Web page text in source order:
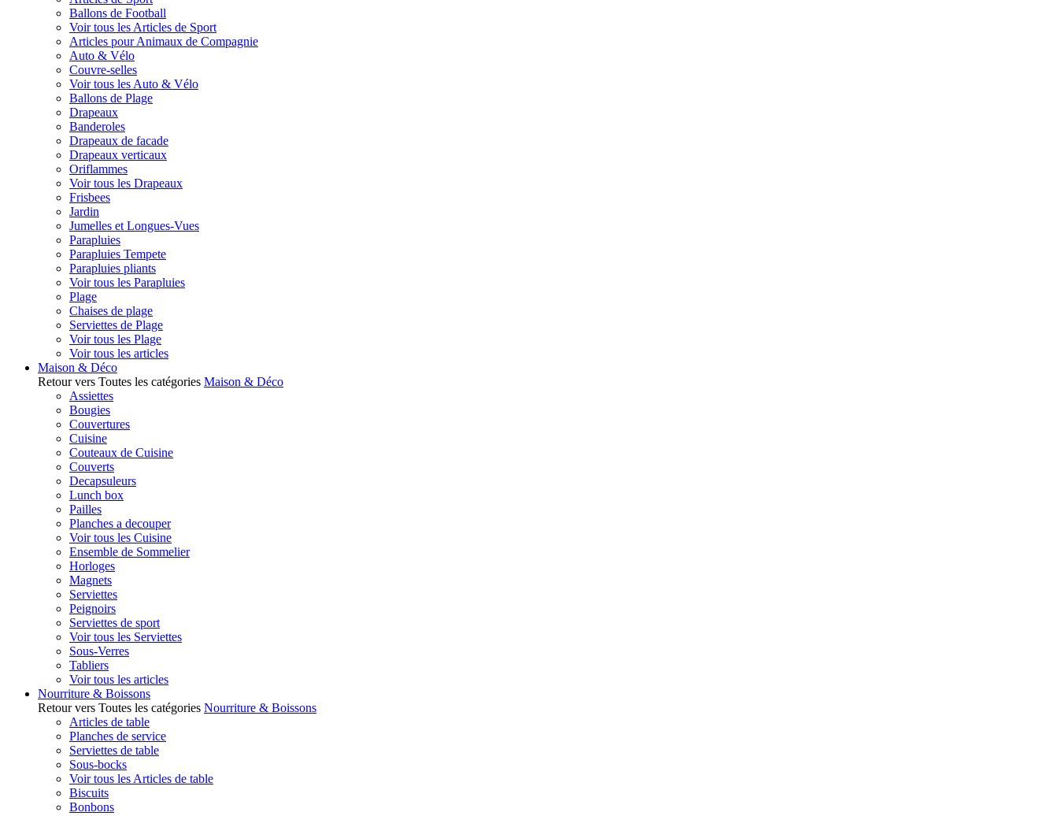
Ballons de Football
Voir tous les Articles de Sport
Articles pour Animaux de Compagnie
Auto & Vélo
Couvre-selles
Voir tous les Auto & Vélo
Ballons de Plage
Drapeaux
Banderoles
Drapeaux de facade
Drapeaux verticaux
Oriflammes
Voir tous les Drapeaux
Frisbees
Jardin
Jumelles et Longues-Vues
Parapluies
Parapluies Tempete
Parapluies pliants
Voir tous les Parapluies
Plage
Chaises de plage
Serviettes de Plage
Voir tous les Plage
Voir tous les articles
Maison & Déco
Retour vers Toutes les catégories Maison & Déco
Assiettes
Bougies
Couvertures
Cuisine
Couteaux de Cuisine
Couverts
Decapsuleurs
Lunch box
Pailles
Planches a decouper
Voir tous les Cuisine
Ensemble de Sommelier
Horloges
Magnets
Serviettes
Peignoirs
Serviettes de sport
Voir tous les Serviettes
Sous-Verres
Tabliers
Voir tous les articles
Nourriture & Boissons
Retour vers Toutes les catégories Nourriture & Boissons
Articles de table
Planches de service
Serviettes de table
Sous-bocks
Voir tous les Articles de table
Biscuits
Bonbons